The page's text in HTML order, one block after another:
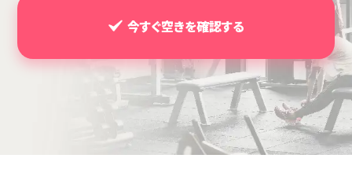
今すぐ空きを確認する